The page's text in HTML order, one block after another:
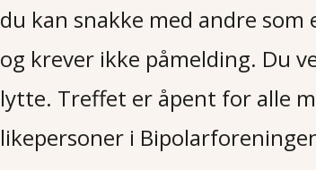
du kan snakke med andre
og krever ikke påmelding. Du
lytte. Treffet er åpent for alle
likepersoner i